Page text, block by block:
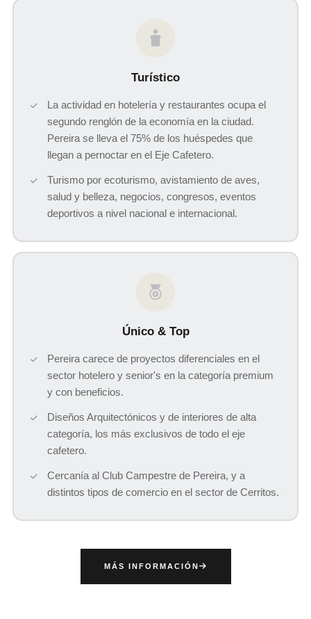
Turístico
La actividad en hotelería y restaurantes ocupa el
segundo renglón de la economía en la ciudad.
Pereira se lleva el 75% de los huéspedes que
llegan a pernoctar en el Eje Cafetero.
Turismo por ecoturismo, avistamiento de aves,
salud y belleza, negocios, congresos, eventos
deportivos a nivel nacional e internacional.
Único & Top
Pereira carece de proyectos diferenciales en el
sector hotelero y senior's en la categoría premium
y con beneficios.
Diseños Arquitectónicos y de interiores de alta
categoría, los más exclusivos de todo el eje
cafetero.
Cercanía al Club Campestre de Pereira, y a
distintos tipos de comercio en el sector de Cerritos.
MÁS INFORMACIÓN